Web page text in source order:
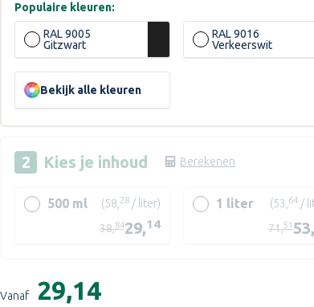
Populaire kleuren:
RAL 9005
Gitzwart
RAL 9016
Verkeerswit
Bekijk alle kleuren
Kies je inhoud Berekenen
500 ml (58,28 / liter)
38,8429,14
1 liter (53,64/
71,51 53,
Vanaf €29,14